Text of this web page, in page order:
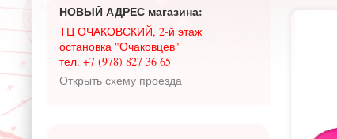
НОВЫЙ АДРЕС магазина:
ТЦ ОЧАКОВСКИЙ, 2-й этаж
остановка "Очаковцев"
тел. +7 (978) 827 36 65
Открыть схему проезда